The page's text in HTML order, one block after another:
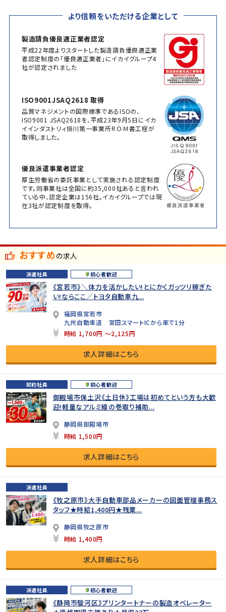
より信頼をいただける企業として
製造請負優良適正業者認定
平成22年度よりスタートした製造請負優良適正業
者認定制度の「優良適正業者」にイカイグループ4
社が認定されました
ISO9001JSAQ2618 取得
品質マネジメントの国際標準であるISOの、
ISO9001 JSAQ2618を、平成23年9月5日にイカ
イインダストリィ掛川第一事業所ＲＯＭ書工程が
取得しました。
優良派遣事業者認定
厚生労働省の委託事業として実施される認定制度
です。同事業社は全国に約35,000社あると言われ
ている中、認定企業は156社。イカイグループでは現
在3社が認定制度を取得。
おすすめの求人
派遣社員 初心者歓迎
《宮若市》＼体力を活かしたい!とにかくガッツリ稼ぎた
い!ならここ／トヨタ自動車九...
福岡県宮若市
九州自動車道 宮田スマートICから車で1分
時給 1,700円 ～2,125円
求人詳細はこちら
契約社員 初心者歓迎
御殿場市保土沢《土日休》工場は初めてという方も大歓
迎!軽量なアルミ線の巻取り補助...
静岡県御殿場市
時給 1,500円
求人詳細はこちら
派遣社員
《牧之原市》大手自動車部品メーカーの図面管理事務ス
タッフ★時給1,400円★残業...
静岡県牧之原市
時給 1,400円
求人詳細はこちら
派遣社員 初心者歓迎
《静岡市駿河区》プリンタートナーの製造オペレーター